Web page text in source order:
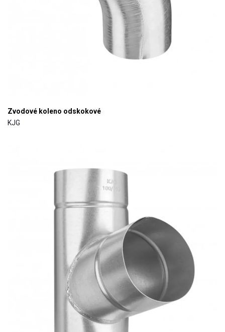
Zvodové koleno odskokové
KJG